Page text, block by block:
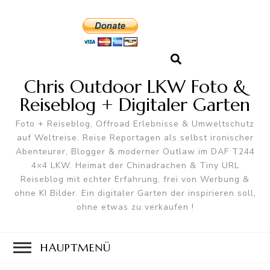
Chris Outdoor LKW Foto &
Reiseblog + Digitaler Garten
Foto + Reiseblog, Offroad Erlebnisse & Umweltschutz
auf Weltreise. Reise Reportagen als selbst ironischer
Abenteurer, Blogger & moderner Outlaw im DAF T244
4×4 LKW. Heimat der Chinadrachen & Tiny URL
Reiseblog mit echter Erfahrung, frei von Werbung &
ohne KI Bilder. Ein digitaler Garten der inspirieren soll,
ohne etwas zu verkaufen !
HAUPTMENÜ